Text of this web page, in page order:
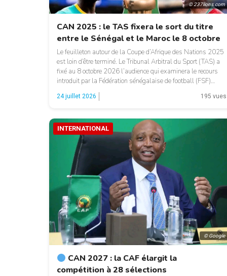
© 237lions.com
CAN 2025 : le TAS fixera le sort du titre
entre le Sénégal et le Maroc le 8 octobre
Le feuilleton autour de la Coupe d’Afrique des Nations 2025
est loin d’être terminé. Le Tribunal Arbitral du Sport (TAS) a
fixé au 8 octobre 2026 l’audience qui examinera le recours
introduit par la Fédération sénégalaise de football (FSF)
contre la Confédération africaine de football (CAF) et la
Fédération royale marocaine de football (FRMF). L’audience
24 juillet 2026 195 vues
© Google
INTERNATIONAL
CAN 2027 : la CAF élargit la
compétition à 28 sélections